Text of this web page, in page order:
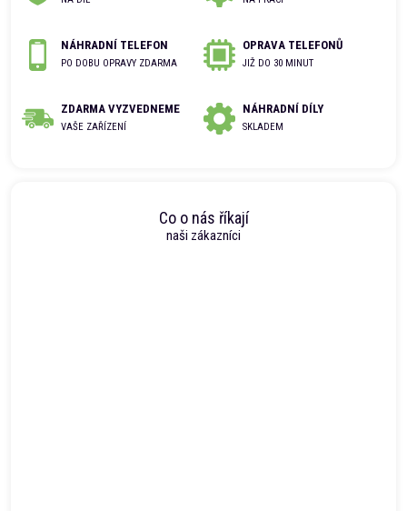
NÁHRADNÍ TELEFON
PO DOBU OPRAVY ZDARMA
OPRAVA TELEFONŮ
JIŽ DO 30 MINUT
ZDARMA VYZVEDNEME
VAŠE ZAŘÍZENÍ
NÁHRADNÍ DÍLY
SKLADEM
Co o nás říkají
naši zákazníci